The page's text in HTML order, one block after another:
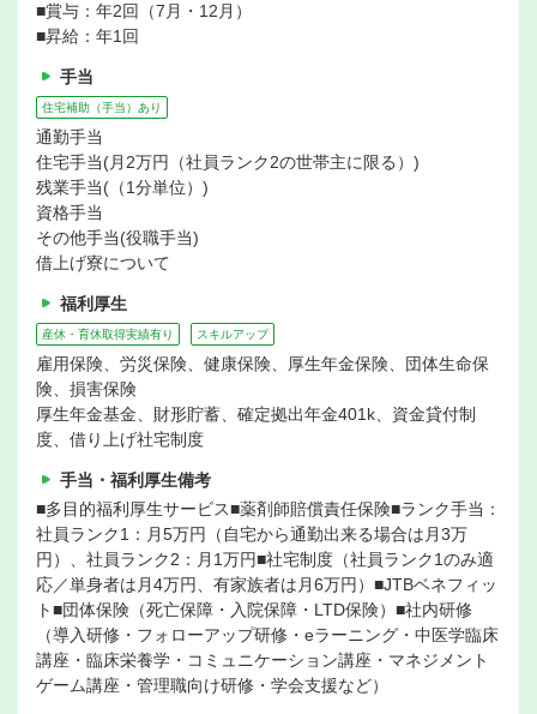
■賞与：年2回（7月・12月）
■昇給：年1回
手当
住宅補助（手当）あり
通勤手当
住宅手当(月2万円（社員ランク2の世帯主に限る）)
残業手当(（1分単位）)
資格手当
その他手当(役職手当)
借上げ寮について
福利厚生
産休・育休取得実績有り スキルアップ
雇用保険、労災保険、健康保険、厚生年金保険、団体生命保
険、損害保険
厚生年金基金、財形貯蓄、確定拠出年金401k、資金貸付制
度、借り上げ社宅制度
手当・福利厚生備考
■多目的福利厚生サービス■薬剤師賠償責任保険■ランク手当：
社員ランク1：月5万円（自宅から通勤出来る場合は月3万
円）、社員ランク2：月1万円■社宅制度（社員ランク1のみ適
応／単身者は月4万円、有家族者は月6万円）■JTBベネフィッ
ト■団体保険（死亡保障・入院保障・LTD保険）■社内研修
（導入研修・フォローアップ研修・eラーニング・中医学臨床
講座・臨床栄養学・コミュニケーション講座・マネジメント
ゲーム講座・管理職向け研修・学会支援など）